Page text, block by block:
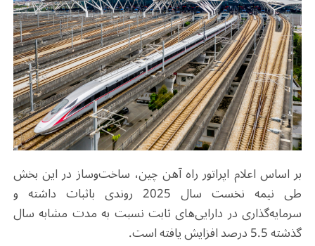
بر اساس اعلام اپراتور راه‌ آهن چین، ساخت‌وساز در این بخش
طی نیمه نخست سال 2025 روندی باثبات داشته و
سرمایه‌گذاری در دارایی‌های ثابت نسبت به مدت مشابه سال
گذشته 5.5 درصد افزایش یافته است
.